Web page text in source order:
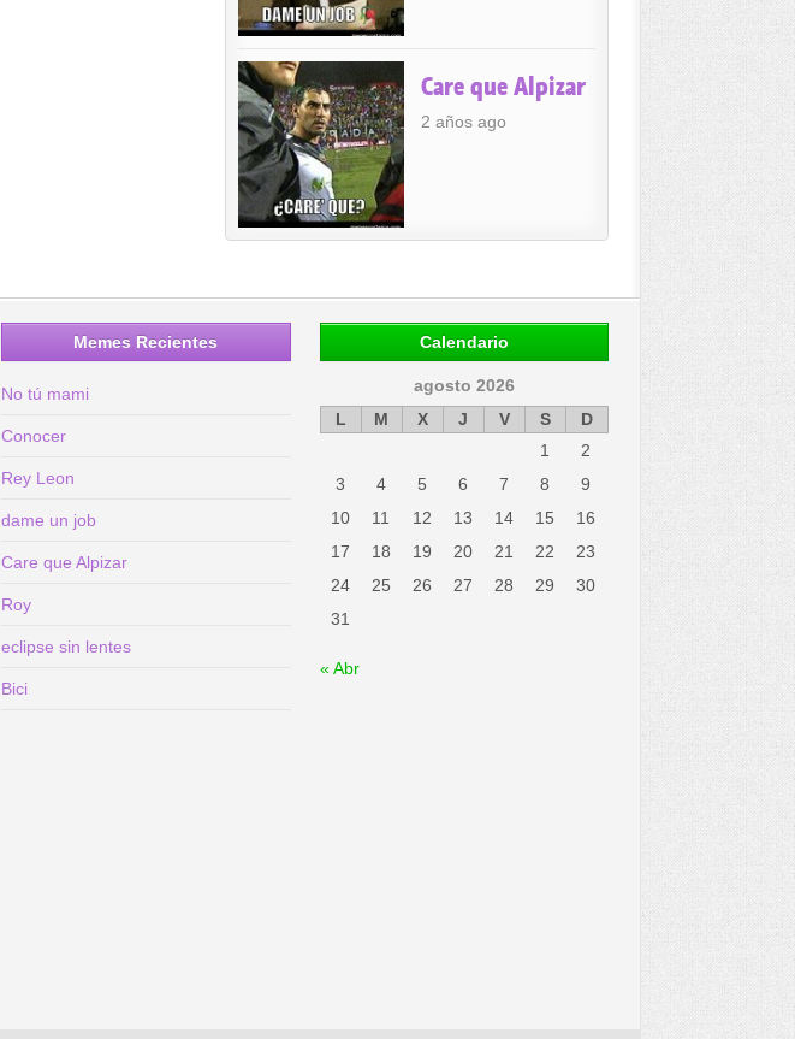
Care que Alpizar
2 años ago
Memes Recientes
No tú mami
Conocer
Rey Leon
dame un job
Care que Alpizar
Roy
eclipse sin lentes
Bici
Calendario
agosto 2026
L
M X J V S
D
1
2
3
4 5 6 7 8
9
10
11 12 13 14 15
16
17
18 19 20 21 22
23
24
25 26 27 28 29
30
31
« Abr